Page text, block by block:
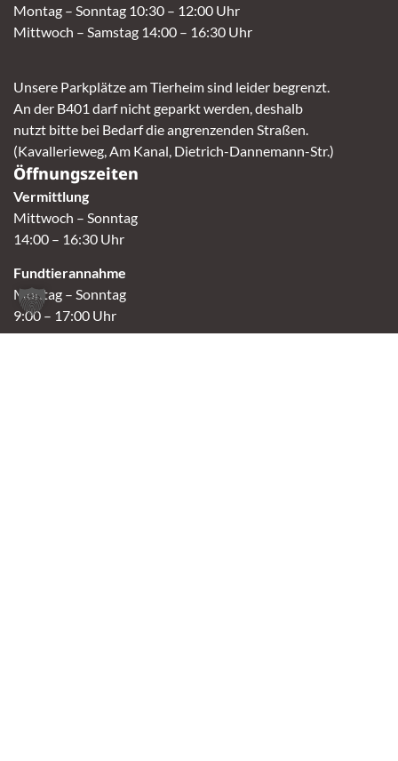
Montag – Sonntag 10:30 – 12:00 Uhr
Mittwoch – Samstag 14:00 – 16:30 Uhr
Unsere Parkplätze am Tierheim sind leider begrenzt.
An der B401 darf nicht geparkt werden, deshalb
nutzt bitte bei Bedarf die angrenzenden Straßen.
(Kavallerieweg, Am Kanal, Dietrich-Dannemann-Str.)
Öffnungszeiten
Vermittlung
Mittwoch – Sonntag
14:00 – 16:30 Uhr
Fundtierannahme
Montag – Sonntag
9:00 – 17:00 Uhr